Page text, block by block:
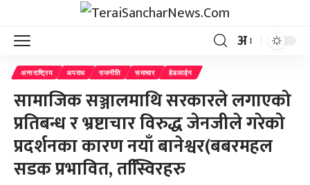
अ
अन्तराष्ट्रिय अपराध राजनीति समाचार हेडलाईन
सामाजिक सञ्जालमाथि सरकारले लगाएको
प्रतिबन्ध र भ्रष्टाचार विरुद्ध जेनजीले गरेको
प्रदर्शनका कारण नयाँ बानेश्वर(बबरमहल
सडक प्रभावित, तस्वििरहरु